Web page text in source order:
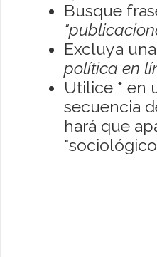
Busque
Excluya
política en
Utilice * en
secuencia
hará que